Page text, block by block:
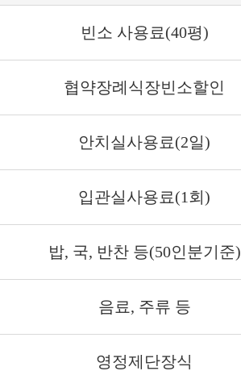
빈소 사용료(40평)
협약장례식장빈소할인
안치실사용료(2일)
입관실사용료(1회)
밥, 국, 반찬 등(50인분기준)
음료, 주류 등
영정제단장식